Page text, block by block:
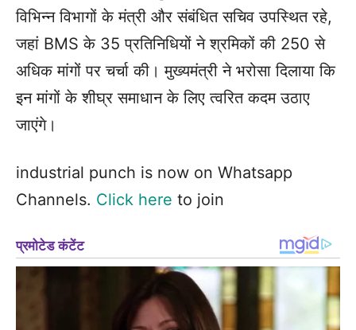
विभिन्न विभागों के मंत्री और संबंधित सचिव उपस्थित रहे,
जहां BMS के 35 प्रतिनिधियों ने श्रमिकों की 250 से
अधिक मांगों पर चर्चा की। मुख्यमंत्री ने भरोसा दिलाया कि
इन मांगों के शीघ्र समाधान के लिए त्वरित कदम उठाए
जाएंगे।
industrial punch is now on Whatsapp
Channels. Click here to join